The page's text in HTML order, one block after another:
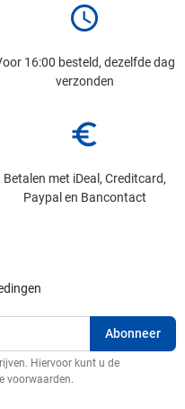
schedule
16:00 besteld, dezelfde dag
verzonden
euro_symbol
Betalen met iDeal, Creditcard,
Paypal en Bancontact
Hiervoor kunt u de
voorwaarden.